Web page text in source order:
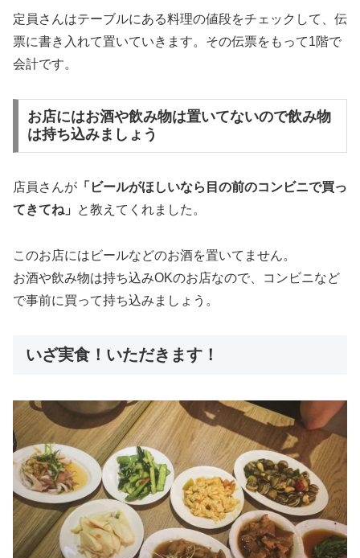
定員さんはテーブルにある料理の値段をチェックして、伝
票に書き入れて置いていきます。その伝票をもって1階で
会計です。
お店にはお酒や飲み物は置いてないので飲み物
は持ち込みましょう
店員さんが 「ビールがほしいなら目の前のコンビニで買っ
てきてね」
と教えてくれました。
このお店にはビールなどのお酒を置いてません。
お酒や飲み物は持ち込みOKのお店なので、コンビニなど
で事前に買って持ち込みましょう。
いざ実食！いただきます！